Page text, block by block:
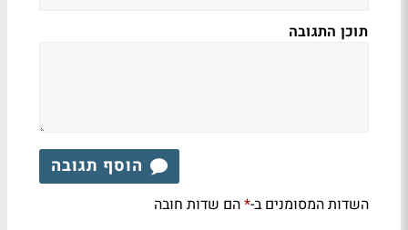
תוכן התגובה
הוסף תגובה
השדות המסומנים ב-*הם שדות חובה